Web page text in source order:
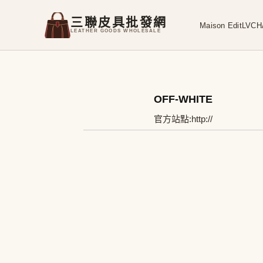
三聯皮具批發網
LEATHER GOODS WHOLESALE
Maison EditLV
OFF-WHITE
官方站點:http://